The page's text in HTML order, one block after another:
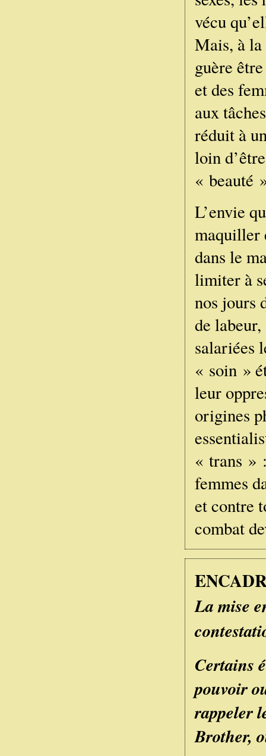
vécu
Mais, à la
guère
et des
aux
réduit à
loin
« beauté
L’envie
maquiller
dans le
limiter à
nos jours
de
salariées
« soin »
leur
origines
« trans »
femmes
et contre
combat
La mise
Certains
pouvoir
rappeler
Brother,